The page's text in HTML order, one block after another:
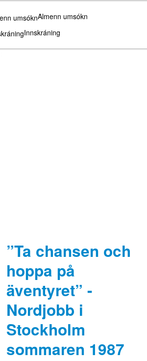
Almenn umsókn
Innskráning
”Ta chansen och
hoppa på
äventyret” -
Nordjobb i
Stockholm
sommaren 1987